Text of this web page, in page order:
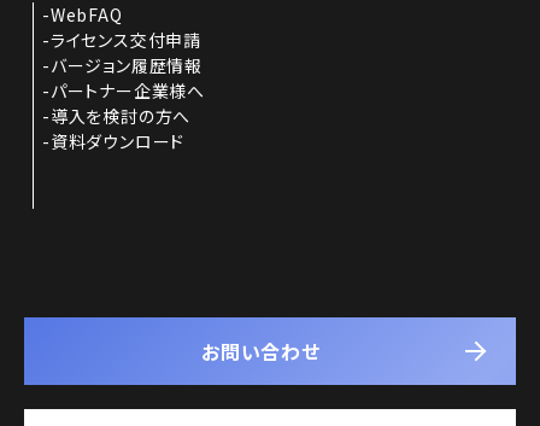
WebFAQ
ライセンス交付申請
バージョン履歴情報
パートナー企業様へ
導入を検討の方へ
資料ダウンロード
お問い合わせ